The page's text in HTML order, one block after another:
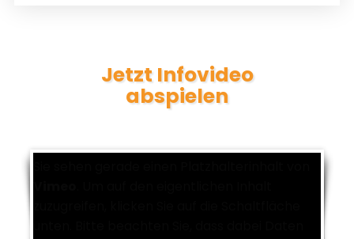
Jetzt Infovideo
abspielen